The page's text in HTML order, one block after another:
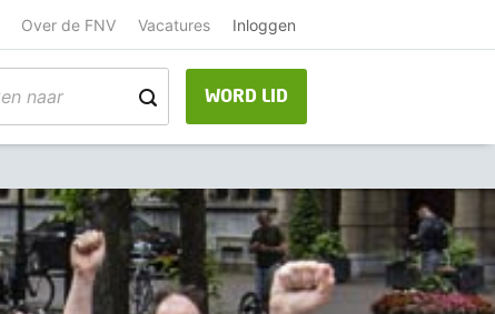
Over de FNV Vacatures Inloggen
WORD LID